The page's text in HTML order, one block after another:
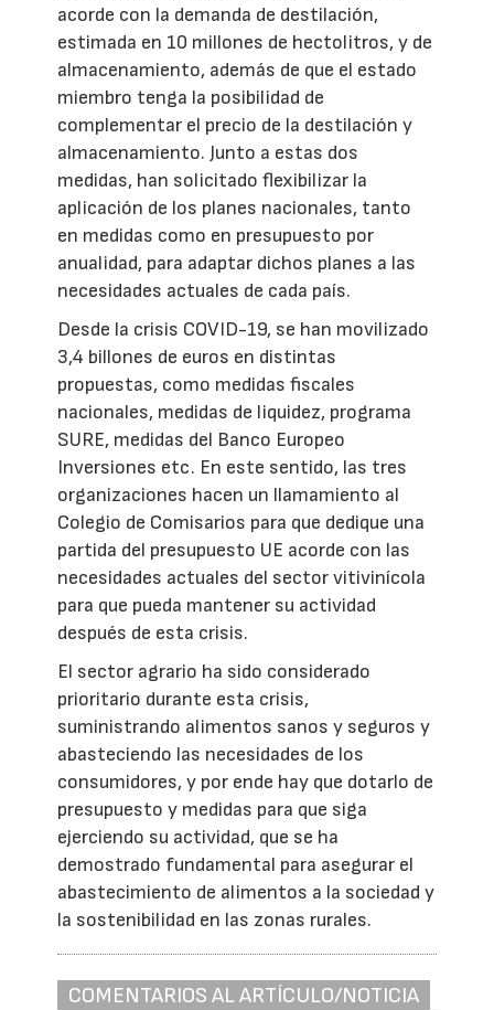
acorde con la demanda de destilación,
estimada en 10 millones de hectolitros, y de
almacenamiento, además de que el estado
miembro tenga la posibilidad de
complementar el precio de la destilación y
almacenamiento. Junto a estas dos
medidas, han solicitado flexibilizar la
aplicación de los planes nacionales, tanto
en medidas como en presupuesto por
anualidad, para adaptar dichos planes a las
necesidades actuales de cada país.
Desde la crisis COVID-19, se han movilizado
3,4 billones de euros en distintas
propuestas, como medidas fiscales
nacionales, medidas de liquidez, programa
SURE, medidas del Banco Europeo
Inversiones etc. En este sentido, las tres
organizaciones hacen un llamamiento al
Colegio de Comisarios para que dedique una
partida del presupuesto UE acorde con las
necesidades actuales del sector vitivinícola
para que pueda mantener su actividad
después de esta crisis.
El sector agrario ha sido considerado
prioritario durante esta crisis,
suministrando alimentos sanos y seguros y
abasteciendo las necesidades de los
consumidores, y por ende hay que dotarlo de
presupuesto y medidas para que siga
ejerciendo su actividad, que se ha
demostrado fundamental para asegurar el
abastecimiento de alimentos a la sociedad y
la sostenibilidad en las zonas rurales.
COMENTARIOS AL ARTÍCULO/NOTICIA